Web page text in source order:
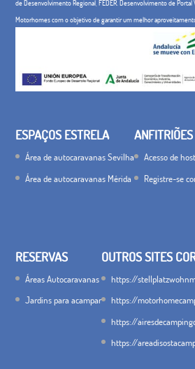
de Desenvolvimento Regional, FEDER. Desenvolvimento de
Motorhomes com o objetivo de garantir um melhor
ESPAÇOS ESTRELA
Área de autocaravanas Sevilha
Área de autocaravanas Mérida
ANFITRIÕES
Acesso de
Registre-se
RESERVAS
Áreas Autocaravanas
Jardins para acampar
OUTROS SITES
https://
https://
https://
https://